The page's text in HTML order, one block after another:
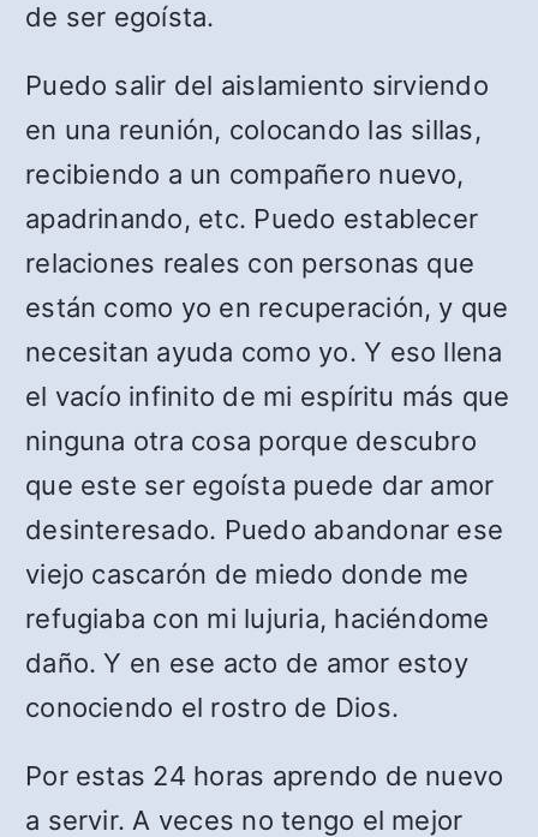
de ser egoísta.
Puedo salir del aislamiento sirviendo
en una reunión, colocando las sillas,
recibiendo a un compañero nuevo,
apadrinando, etc. Puedo establecer
relaciones reales con personas que
están como yo en recuperación, y que
necesitan ayuda como yo. Y eso llena
el vacío infinito de mi espíritu más que
ninguna otra cosa porque descubro
que este ser egoísta puede dar amor
desinteresado. Puedo abandonar ese
viejo cascarón de miedo donde me
refugiaba con mi lujuria, haciéndome
daño. Y en ese acto de amor estoy
conociendo el rostro de Dios.
Por estas 24 horas aprendo de nuevo
a servir. A veces no tengo el mejor